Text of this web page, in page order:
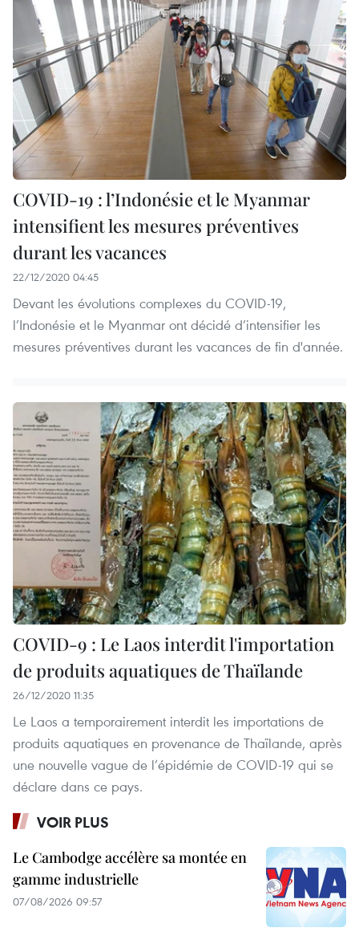
COVID-19 : l’Indonésie et le Myanmar
intensifient les mesures préventives
durant les vacances
22/12/2020 04:45
Devant les évolutions complexes du COVID-19,
l’Indonésie et le Myanmar ont décidé d’intensifier les
mesures préventives durant les vacances de fin d'année.
COVID-9 : Le Laos interdit l'importation
de produits aquatiques de Thaïlande
26/12/2020 11:35
Le Laos a temporairement interdit les importations de
produits aquatiques en provenance de Thaïlande, après
une nouvelle vague de l’épidémie de COVID-19 qui se
déclare dans ce pays.
VOIR PLUS
Le Cambodge accélère sa montée en
gamme industrielle
07/08/2026 09:57